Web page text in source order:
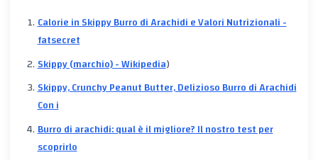
Calorie in Skippy Burro di Arachidi e Valori Nutrizionali -
fatsecret
Skippy (marchio) - Wikipedia)
Skippy, Crunchy Peanut Butter, Delizioso Burro di Arachidi
Con i
Burro di arachidi: qual è il migliore? Il nostro test per
scoprirlo